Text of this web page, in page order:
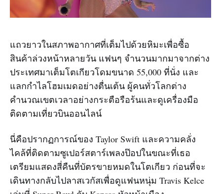
แถวยาวในสภาพอากาศที่เต็มไปด้วยหิมะเพื่อซื้อ
สินค้าล่วงหน้าหลายวัน แฟนๆ จำนวนมากมาจากต่าง
ประเทศมาเต็มโตเกียวโดมขนาด 55,000 ที่นั่ง และ
แลกกำไลโฮมเมดอย่างตื่นเต้น ผู้คนทั่วโลกต่าง
คำนวณเขตเวลาอย่างกระตือรือร้นและดูเครื่องมือ
ติดตามเที่ยวบินออนไลน์
นี่คือปรากฏการณ์ของ Taylor Swift และความคลั่ง
ไคล้ที่ติดตามซูเปอร์สตาร์เพลงป๊อปในขณะที่เธอ
เตรียมแสดงสี่คืนที่บัตรขายหมดในโตเกียว ก่อนที่จะ
เดินทางกลับไปลาสเวกัสเพื่อดูแฟนหนุ่ม Travis Kelce